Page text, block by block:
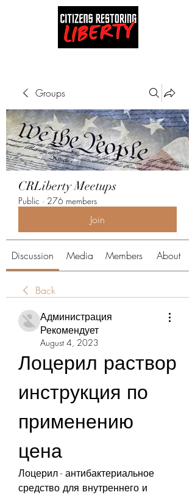
Groups
CRLiberty Meetups
Public · 276 members
Join
Discussion Media Members About
Back
Администрация
Рекомендует
August 4, 2023
Лоцерил раствор
инструкция по
применению
цена
Лоцерил - антибактериальное
средство для внутреннего и